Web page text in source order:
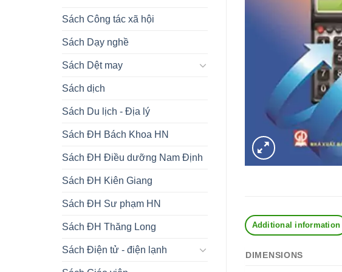
Sách Công tác xã hội
Sách Dạy nghề
Sách Dệt may
Sách dịch
Sách Du lịch - Địa lý
Sách ĐH Bách Khoa HN
Sách ĐH Điều dưỡng Nam Định
Sách ĐH Kiên Giang
Sách ĐH Sư phạm HN
Sách ĐH Thăng Long
Sách Điện tử - điện lạnh
Additional information
DIMENSIONS